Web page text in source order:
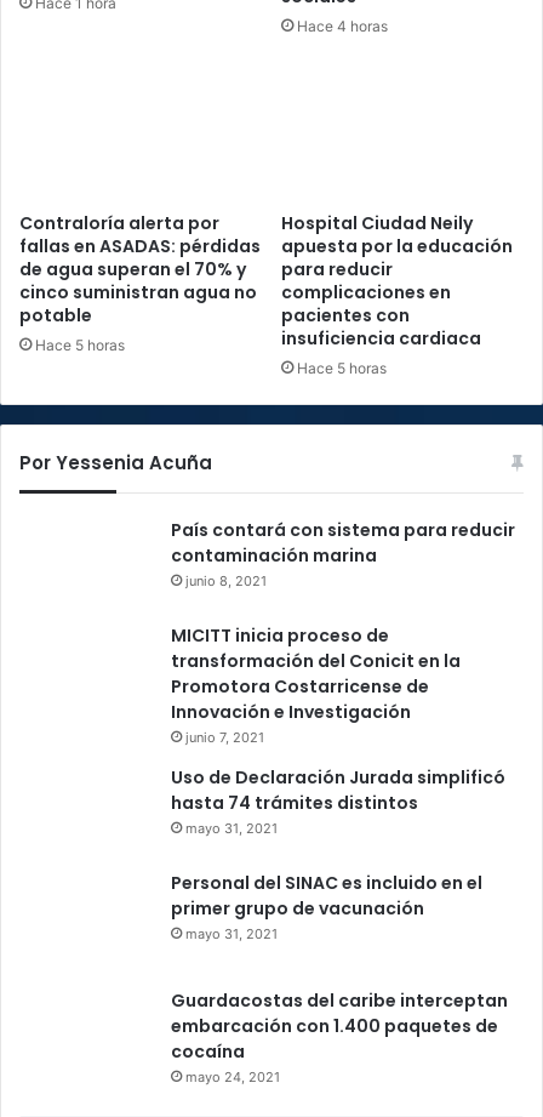
Hace 4 horas
Contraloría alerta por
fallas en ASADAS: pérdidas
de agua superan el 70% y
cinco suministran agua no
potable
Hace 5 horas
Hospital Ciudad Neily
apuesta por la educación
para reducir
complicaciones en
pacientes con
insuficiencia cardiaca
Hace 5 horas
Por Yessenia Acuña
País contará con sistema para reducir
contaminación marina
junio 8, 2021
MICITT inicia proceso de
transformación del Conicit en la
Promotora Costarricense de
Innovación e Investigación
junio 7, 2021
Uso de Declaración Jurada simplificó
hasta 74 trámites distintos
mayo 31, 2021
Personal del SINAC es incluido en el
primer grupo de vacunación
mayo 31, 2021
Guardacostas del caribe interceptan
embarcación con 1.400 paquetes de
cocaína
mayo 24, 2021